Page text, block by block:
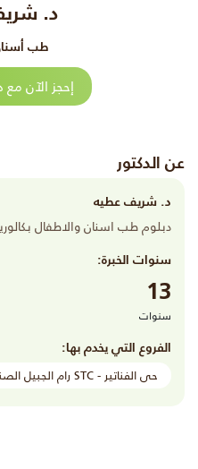
د.
طب
إحجز الآن
عن الدكتور
د. شريف عطيه
دبلوم طب اسنان والاطفال
سنوات الخبرة:
13
سنوات
الفروع التي يخدم بها:
حى الفناتير - STC رام الجبيل الصناعية - بالقرب من